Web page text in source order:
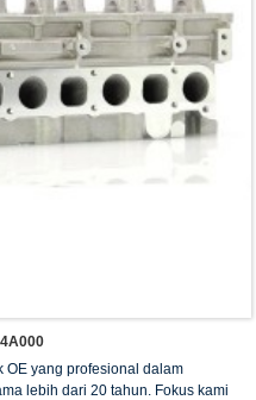
OE yang profesional dalam
lebih dari 20 tahun. Fokus kami